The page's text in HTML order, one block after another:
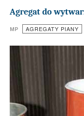
Agregat do
MP AGREGATY PIANY